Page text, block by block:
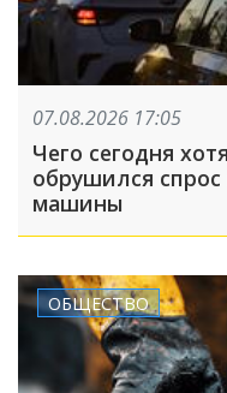
07.08.2026 17:05
Чего сегодня
обрушился
машины
ОБЩЕСТВО